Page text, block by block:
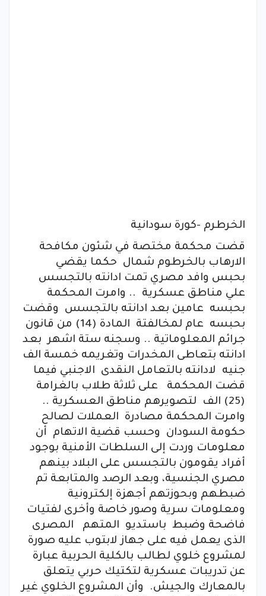
الخرطرم -كورة سودانية
قضت محكمة مختصة في شئون مكافحة
الارهاب بالخرطوم شمال حكما يقضي
بحبس وافد مصري تمت ادانته بالتجسس
علي مناطق عسكرية .. وامرت المحكمة
بحبسه عامين بعد ادانته بالتجسس وقضت
بحبسه عام لمخالفتة المادة (14) من قانون
جرائم المعلوماتية .. وسجنه ستة اشهر بعد
ادانته بتعاطى المخدرات وتغريمه خمسة الف
جنيه لادانته بالتعامل النقدى الاجنبي فيما
قضت المحكمة على ثلاثة طلاب بالغرامة
(25) الف لتصويرهم مناطق العسكرية ..
وامرت المحكمة مصادرة العملات لصالح
حكومة السودان وحسب قضية الاتهام أن
معلومات وردت إلى السلطات الأمنية بوجود
أفراد يقومون بالتجسس على البلاد بينهم
مصري الجنسية، وبعد الرصد والمتابعة تم
ضبطهم وبحوزتهم أجهزة إلكترونية
ومعلومات سرية وصور خاصة وأخرى لفتيات
فاضحة وضبط باستديو المتهم المصرى
الذى يعمل فيه على جهاز لابتوب عليه صورة
لمشروع خلوي لطالب بالكلية الحربية عبارة
عن تدريبات عسكرية لتكتيك حربي يتعلق
بالمعارك والجيش. وأن المشروع الخلوي غير